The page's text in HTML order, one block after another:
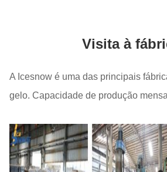
Visita à
A Icesnow é uma das principais
gelo. Capacidade de produção